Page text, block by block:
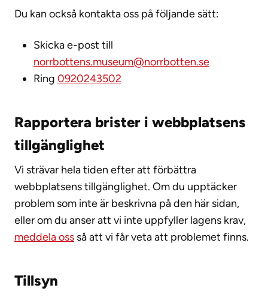
Du kan också kontakta oss på följande sätt:
Skicka e-post till
norrbottens.museum@norrbotten.se
Ring 0920243502
Rapportera brister i webbplatsens
tillgänglighet
Vi strävar hela tiden efter att förbättra
webbplatsens tillgänglighet. Om du upptäcker
problem som inte är beskrivna på den här sidan,
eller om du anser att vi inte uppfyller lagens krav,
meddela oss så att vi får veta att problemet finns.
Tillsyn